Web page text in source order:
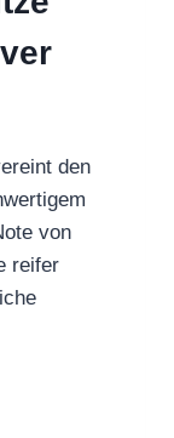
den
von
reifer